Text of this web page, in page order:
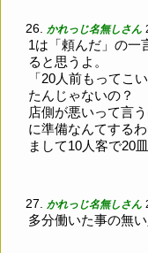
26. かれっじ名無しさん
1は「頼んだ」の一
ると思うよ。
「20人前もってこ
たんじゃないの？
店側が悪いって言
に準備なんてする
まして10人客で20
27. かれっじ名無しさん
多分働いた事の無